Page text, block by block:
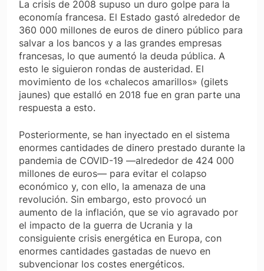
La crisis de 2008 supuso un duro golpe para la
economía francesa. El Estado gastó alrededor de
360 000 millones de euros de dinero público para
salvar a los bancos y a las grandes empresas
francesas, lo que aumentó la deuda pública. A
esto le siguieron rondas de austeridad. El
movimiento de los «chalecos amarillos» (gilets
jaunes) que estalló en 2018 fue en gran parte una
respuesta a esto.
Posteriormente, se han inyectado en el sistema
enormes cantidades de dinero prestado durante la
pandemia de COVID-19 —alrededor de 424 000
millones de euros— para evitar el colapso
económico y, con ello, la amenaza de una
revolución. Sin embargo, esto provocó un
aumento de la inflación, que se vio agravado por
el impacto de la guerra de Ucrania y la
consiguiente crisis energética en Europa, con
enormes cantidades gastadas de nuevo en
subvencionar los costes energéticos.